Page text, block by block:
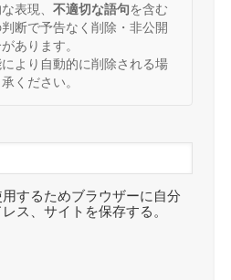
表現、 不適切な語句を含む
断で予告なく削除・非公開
あります。
より自動的に削除される場
ください。
するためブラウザーに自分
ス、サイトを保存する。